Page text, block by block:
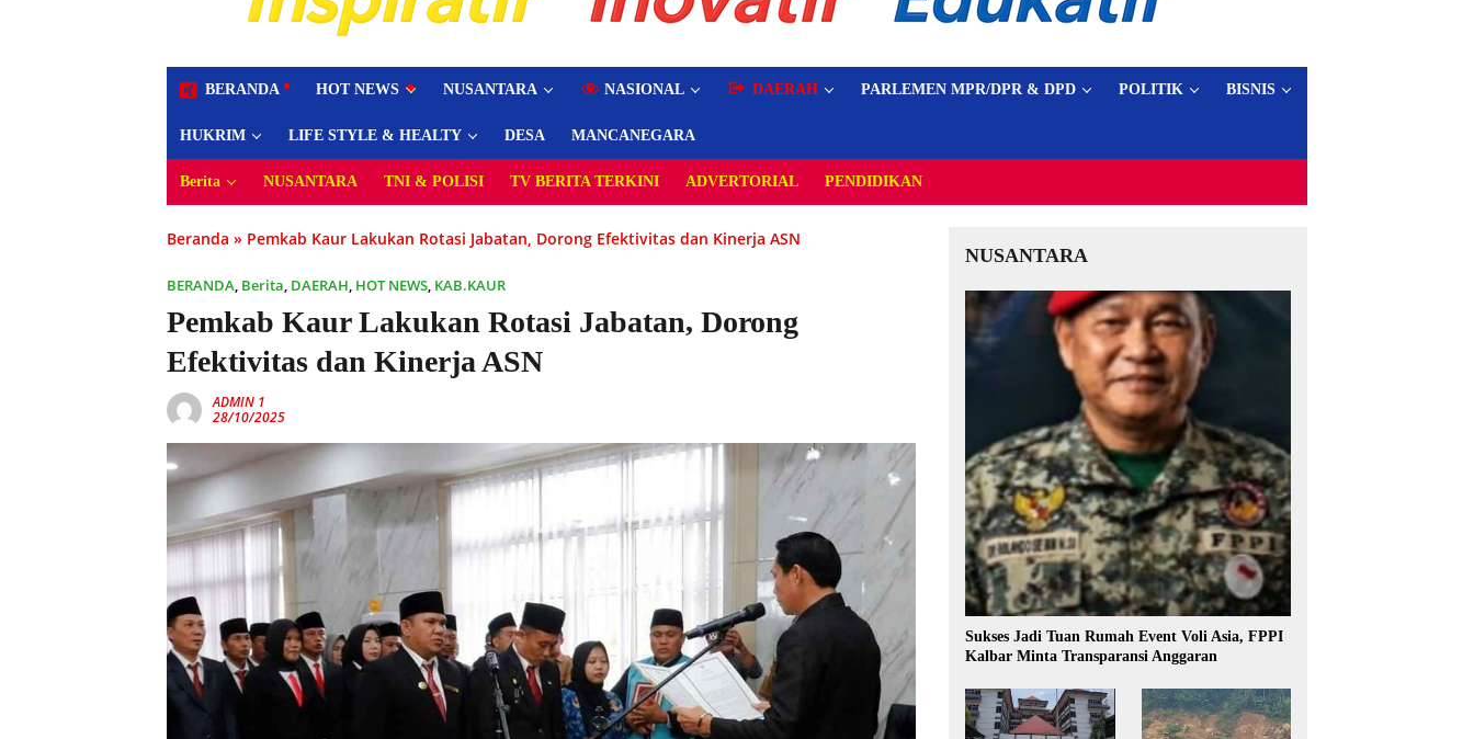
BERANDA HOT NEWS NUSANTARA NASIONAL DAERAH PARLEMEN MPR/DPR & DPD POLITIK BISNIS
HUKRIM LIFE STYLE & HEALTY DESA MANCANEGARA
Berita NUSANTARA TNI & POLISI TV BERITA TERKINI ADVERTORIAL PENDIDIKAN
Beranda » Pemkab Kaur Lakukan Rotasi Jabatan, Dorong Efektivitas dan Kinerja ASN
BERANDA, Berita, DAERAH, HOT NEWS, KAB.KAUR
Pemkab Kaur Lakukan Rotasi Jabatan, Dorong
Efektivitas dan Kinerja ASN
ADMIN 1
28/10/2025
NUSANTARA
Sukses Jadi Tuan Rumah Event Voli Asia, FPPI
Kalbar Minta Transparansi Anggaran